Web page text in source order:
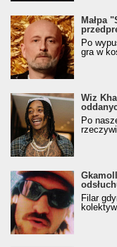
Małpa
Po
gra w
Wiz
Po
Filar